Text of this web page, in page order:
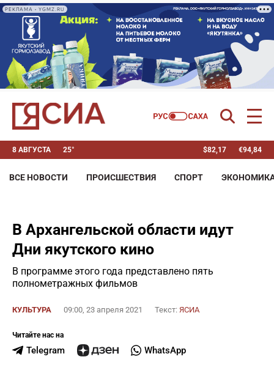
РЕКЛАМА • YGMZ.RU
8 АВГУСТА 25° $82,17 €94,84
ВСЕ НОВОСТИ ПРОИСШЕСТВИЯ СПОРТ
В Архангельской области идут
Дни якутского кино
В программе этого года представлено пять
полнометражных фильмов
КУЛЬТУРА 09:00, 23 апреля 2021 Текст: ЯСИА
Читайте нас на
Telegram WhatsApp